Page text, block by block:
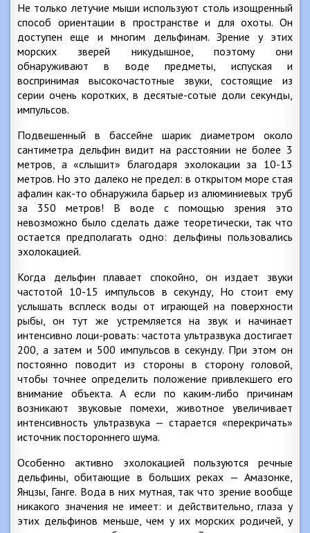
Не только летучие мыши используют столь изощренный
способ ориентации в пространстве и для охоты. Он
доступен еще и многим дельфинам. Зрение у этих
морских зверей никудышное, поэтому они
обнаруживают в воде предметы, испуская и
воспринимая высокочастотные звуки, состоящие из
серии очень коротких, в десятые-сотые доли секунды,
импульсов.
Подвешенный в бассейне шарик диаметром около
сантиметра дельфин видит на расстоянии не более 3
метров, а «слышит» благодаря эхолокации за 10-13
метров. Но это далеко не предел: в открытом море стая
афалин как-то обнаружила барьер из алюминиевых труб
за 350 метров! В воде с помощью зрения это
невозможно было сделать даже теоретически, так что
остается предполагать одно: дельфины пользовались
эхолокацией.
Когда дельфин плавает спокойно, он издает звуки
частотой 10-15 импульсов в секунду, Но стоит ему
услышать всплеск воды от играющей на поверхности
рыбы, он тут же устремляется на звук и начинает
интенсивно лоци-ровать: частота ультразвука достигает
200, а затем и 500 импульсов в секунду. При этом он
постоянно поводит из стороны в сторону головой,
чтобы точнее определить положение привлекшего его
внимание объекта. А если по каким-либо причинам
возникают звуковые помехи, животное увеличивает
интенсивность ультразвука — старается «перекричать»
источник постороннего шума.
Особенно активно эхолокацией пользуются речные
дельфины, обитающие в больших реках — Амазонке,
Янцзы, Ганге. Вода в них мутная, так что зрение вообще
никакого значения не имеет: и действительно, глаза у
этих дельфинов меньше, чем у их морских родичей, у